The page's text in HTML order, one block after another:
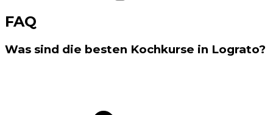
FAQ
Was sind die besten Kochkurse in Lograto?